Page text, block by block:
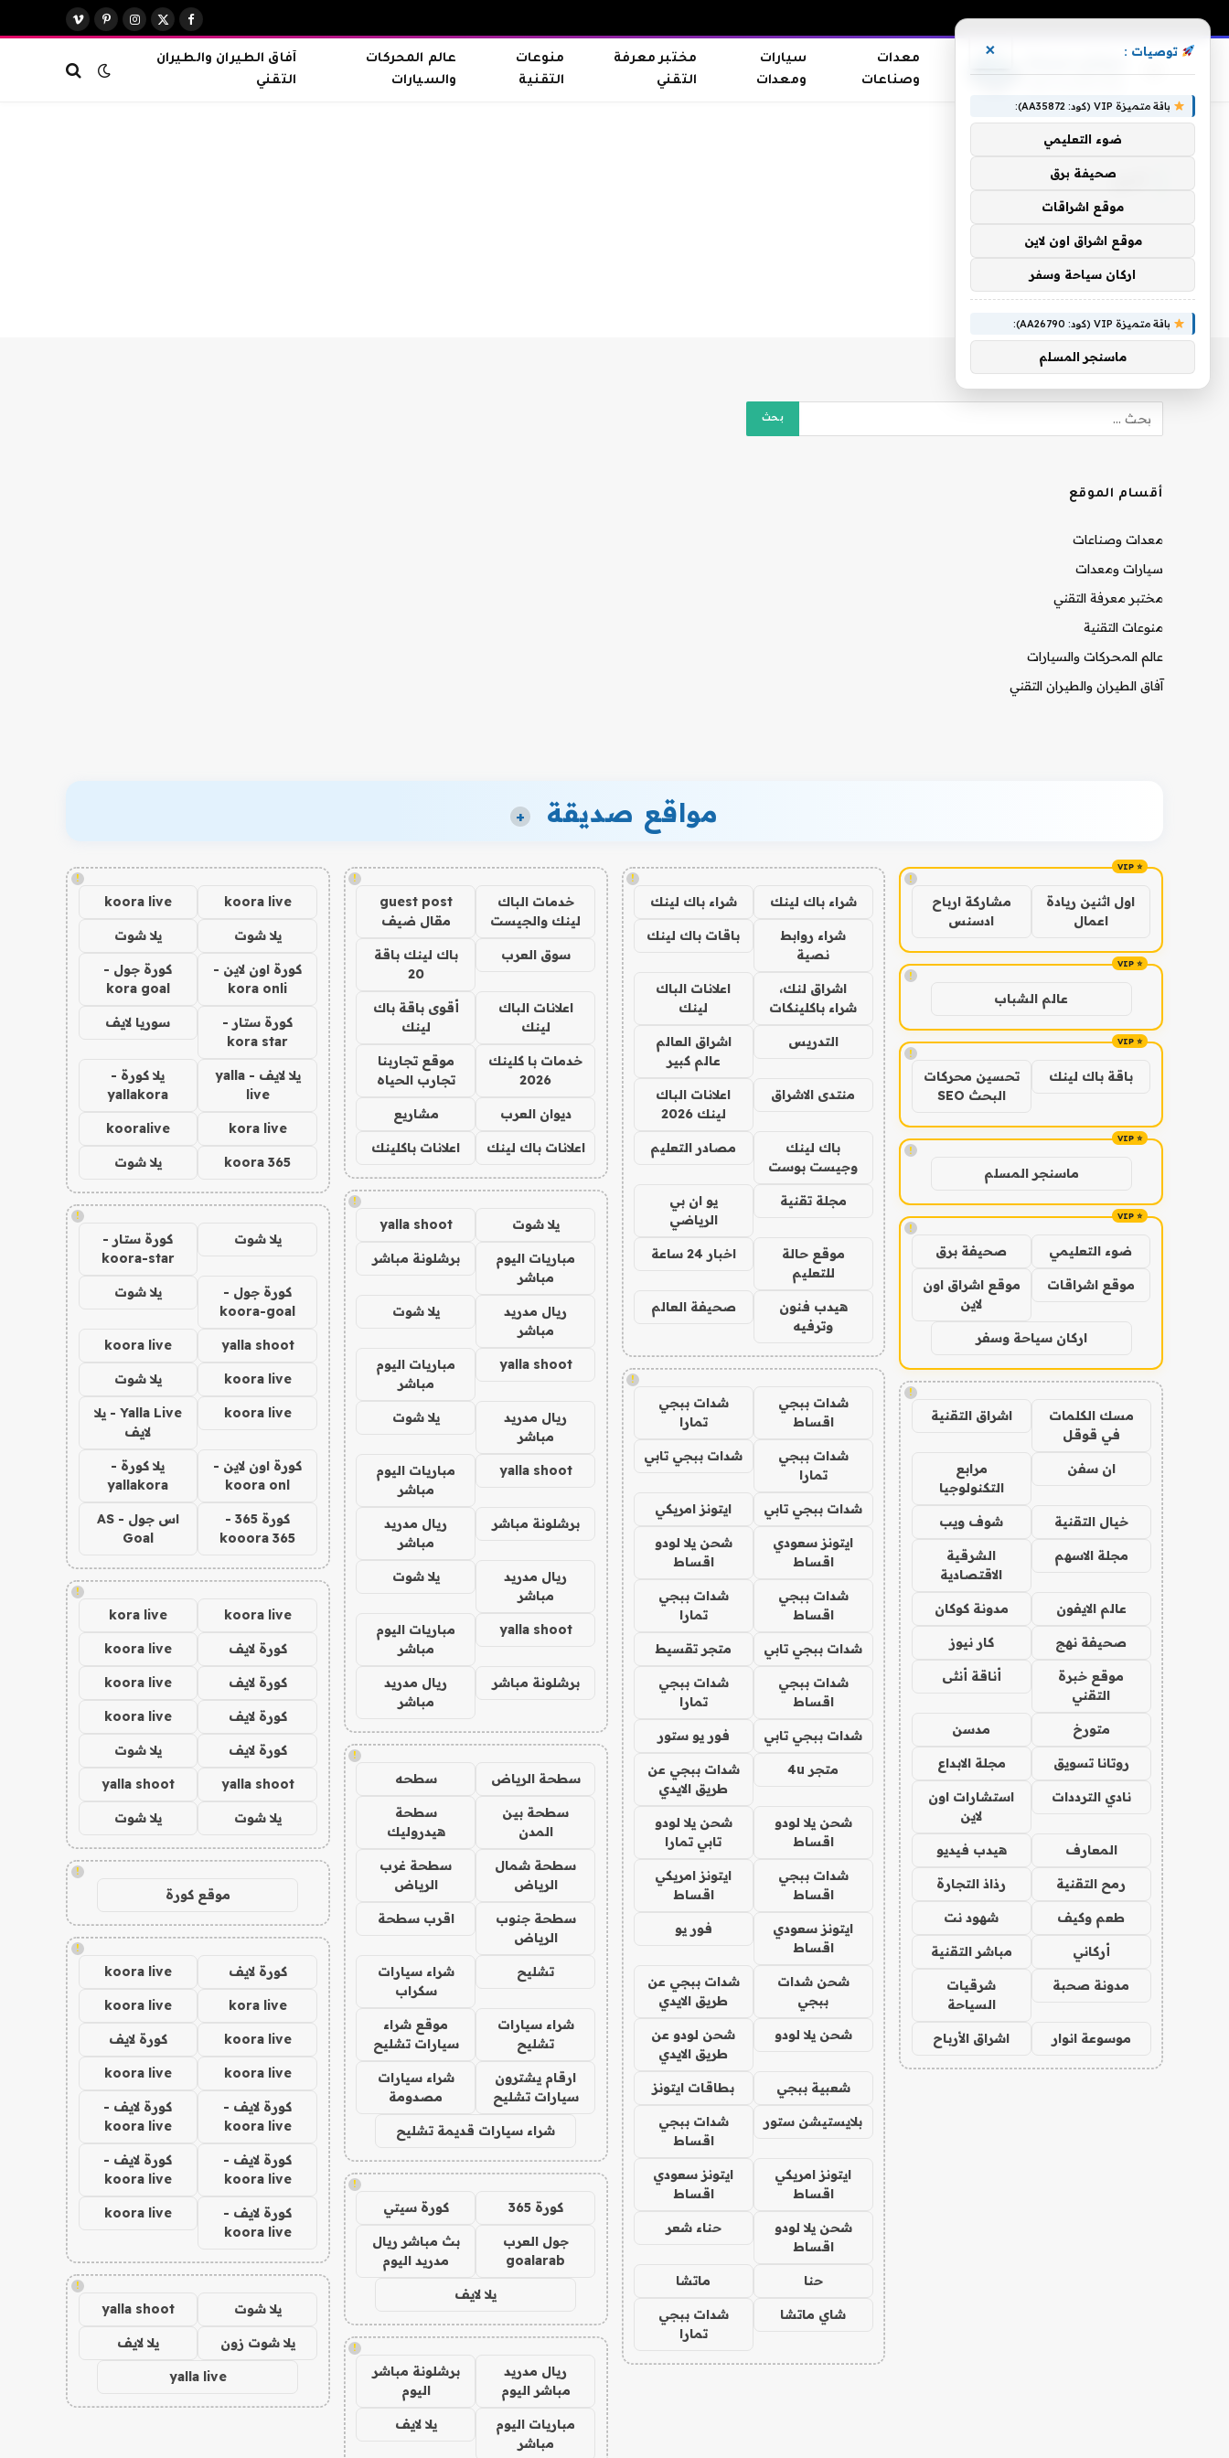
فيسبوك
X
الانستغرامبينتيريست
فيميو
معدات
وصناعات
سيارات
ومعدات
مختبر معرفة
التقني
منوعات
التقنية
عالم المحركات
والسيارات
آفاق الطيران والطيران
التقني
أفرج
أقسام الموقع
معدات وصناعات
سيارات ومعدات
مختبر معرفة التقني
منوعات التقنية
عالم المحركات والسيارات
آفاق الطيران والطيران التقني
مواقع صديقة +
!
اول اثنين ريادة
اعمال
مشاركة ارباح
ادسنس
!
عالم الشباب
!
باقة باك لينك
تحسين محركات
البحث SEO
!
ماسنجر المسلم
!
ضوء التعليمي صحيفة برق
موقع اشراقات
موقع اشراق اون
لاين
اركان سياحة وسفر
!
مسك الكلمات
في قوقل
اشراق التقنية
ان سفن
مرابع
التكنولوجيا
خيال التقنية شوف ويب
مجلة الاسهم
الشرقية
الاقتصادية
عالم الايفون مدونة كوكان
صحيفة نهج كار نيوز
موقع خبرة
التقني
أناقة أنثى
متورخ مدسن
روتانا تسويق مجلة الابداع
نادي الترددات
استشارات اون
لاين
المعارف هيدب فيديو
رمح التقنية رذاذ التجارة
طعم وكيف شهود نت
أركاني مباشر التقنية
مدونة صحبة
شرقيات
السياحة
موسوعة انوار اشراق الأرباح
!
شراء باك لينك شراء باك لينك
شراء روابط
نصية
باقات باك لينك
اشراق لنك،
شراء باكلينكات
اعلانات الباك
لينك
التدريس
اشراق العالم
عالم كبير
منتدى الاشراق
اعلانات الباك
لينك 2026
باك لينك
وجيست بوست
مصادر التعليم
مجلة تقنية
يو ان بي
الرياضي
موقع حالة
للتعليم
اخبار 24 ساعة
هيدب فنون
وترفيه
صحيفة العالم
!
شدات ببجي
اقساط
شدات ببجي
تمارا
شدات ببجي
تمارا
شدات ببجي تابي
شدات ببجي تابي ايتونز امريكي
ايتونز سعودي
اقساط
شحن يلا لودو
اقساط
شدات ببجي
اقساط
شدات ببجي
تمارا
شدات ببجي تابي متجر تقسيط
شدات ببجي
اقساط
شدات ببجي
تمارا
شدات ببجي تابي فور يو ستور
متجر 4u
شدات ببجي عن
طريق الايدي
شحن يلا لودو
اقساط
شحن يلا لودو
تابي تمارا
شدات ببجي
اقساط
ايتونز امريكي
اقساط
ايتونز سعودي
اقساط
فور يو
شحن شدات
ببجي
شدات ببجي عن
طريق الايدي
شحن يلا لودو
شحن لودو عن
طريق الايدي
شعبية ببجي بطاقات ايتونز
بلايستيشن ستور
شدات ببجي
اقساط
ايتونز امريكي
اقساط
ايتونز سعودي
اقساط
شحن يلا لودو
اقساط
حناء شعر
حنا ماتشا
شاي ماتشا
شدات ببجي
تمارا
!
خدمات الباك
لينك والجيست
guest post
مقال ضيف
سوق العرب
باك لينك باقة
20
اعلانات الباك
لينك
أقوى باقة باك
لينك
خدمات با كلينك
2026
موقع تجاربنا
تجارب الحياه
ديوان العرب مشاريع
اعلانات باك لينك اعلانات باكلينك
!
يلا شوت yalla shoot
مباريات اليوم
مباشر
برشلونة مباشر
ريال مدريد
مباشر
يلا شوت
yalla shoot
مباريات اليوم
مباشر
ريال مدريد
مباشر
يلا شوت
yalla shoot
مباريات اليوم
مباشر
برشلونة مباشر
ريال مدريد
مباشر
ريال مدريد
مباشر
يلا شوت
yalla shoot
مباريات اليوم
مباشر
برشلونة مباشر
ريال مدريد
مباشر
!
سطحة الرياض سطحه
سطحة بين
المدن
سطحة
هيدروليك
سطحة شمال
الرياض
سطحة غرب
الرياض
سطحة جنوب
الرياض
اقرب سطحة
تشليح
شراء سيارات
سكراب
شراء سيارات
تشليح
موقع شراء
سيارات تشليح
ارقام يشترون
سيارات تشليح
شراء سيارات
مصدومة
شراء سيارات قديمة تشليح
!
كورة 365 كورة سيتي
جول العرب
goalarab
بث مباشر ريال
مدريد اليوم
يلا لايف
!
ريال مدريد
مباشر اليوم
برشلونة مباشر
اليوم
مباريات اليوم
مباشر
يلا لايف
!
koora live
koora live
يلا شوت يلا شوت
كورة اون لاين -
kora onli
كورة جول -
kora goal
كورة ستار -
kora star
سوريا لايف
يلا لايف - yalla
live
يلا كورة -
yallakora
kora live
kooralive
koora 365 يلا شوت
!
يلا شوت
كورة ستار -
koora-star
كورة جول -
koora-goal
يلا شوت
yalla shoot
koora live
koora live يلا شوت
koora live
Yalla Live - يلا
لايف
كورة اون لاين -
koora onl
يلا كورة -
yallakora
كورة 365 -
kooora 365
اس جول - AS
Goal
!
koora live
kora live
كورة لايف koora live
كورة لايف koora live
كورة لايف koora live
كورة لايف يلا شوت
yalla shoot
yalla shoot
يلا شوت يلا شوت
!
موقع كورة
!
كورة لايف koora live
kora live
koora live
koora live كورة لايف
koora live
koora live
كورة لايف -
koora live
كورة لايف -
koora live
كورة لايف -
koora live
كورة لايف -
koora live
كورة لايف -
koora live
koora live
!
يلا شوت yalla shoot
يلا شوت زون يلا لايف
yalla live
توصيات : ×
باقة متميزة VIP (كود: AA35872):
ضوء التعليمي
صحيفة برق
موقع اشراقات
موقع اشراق اون لاين
اركان سياحة وسفر
باقة متميزة VIP (كود: AA26790):
ماسنجر المسلم